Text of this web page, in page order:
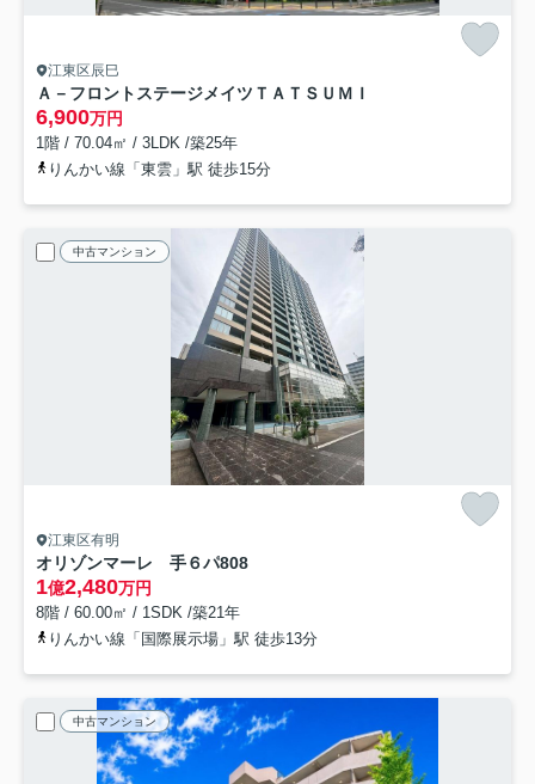
江東区辰巳
Ａ－フロントステージメイツＴＡＴＳＵＭＩ
6,900万円
1階 / 70.04㎡ / 3LDK /築25年
りんかい線「東雲」駅 徒歩15分
中古マンション
江東区有明
オリゾンマーレ 手６パ808
1億2,480万円
8階 / 60.00㎡ / 1SDK /築21年
りんかい線「国際展示場」駅 徒歩13分
中古マンション